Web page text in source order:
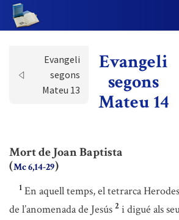
Evangeli
segons
Mateu 13
Evangeli
segons
Mateu 14
Mort de Joan Baptista
(Mc 6,14-29)
1 En aquell temps, el tetrarca Herodes
de l’anomenada de Jesús 2 i digué als